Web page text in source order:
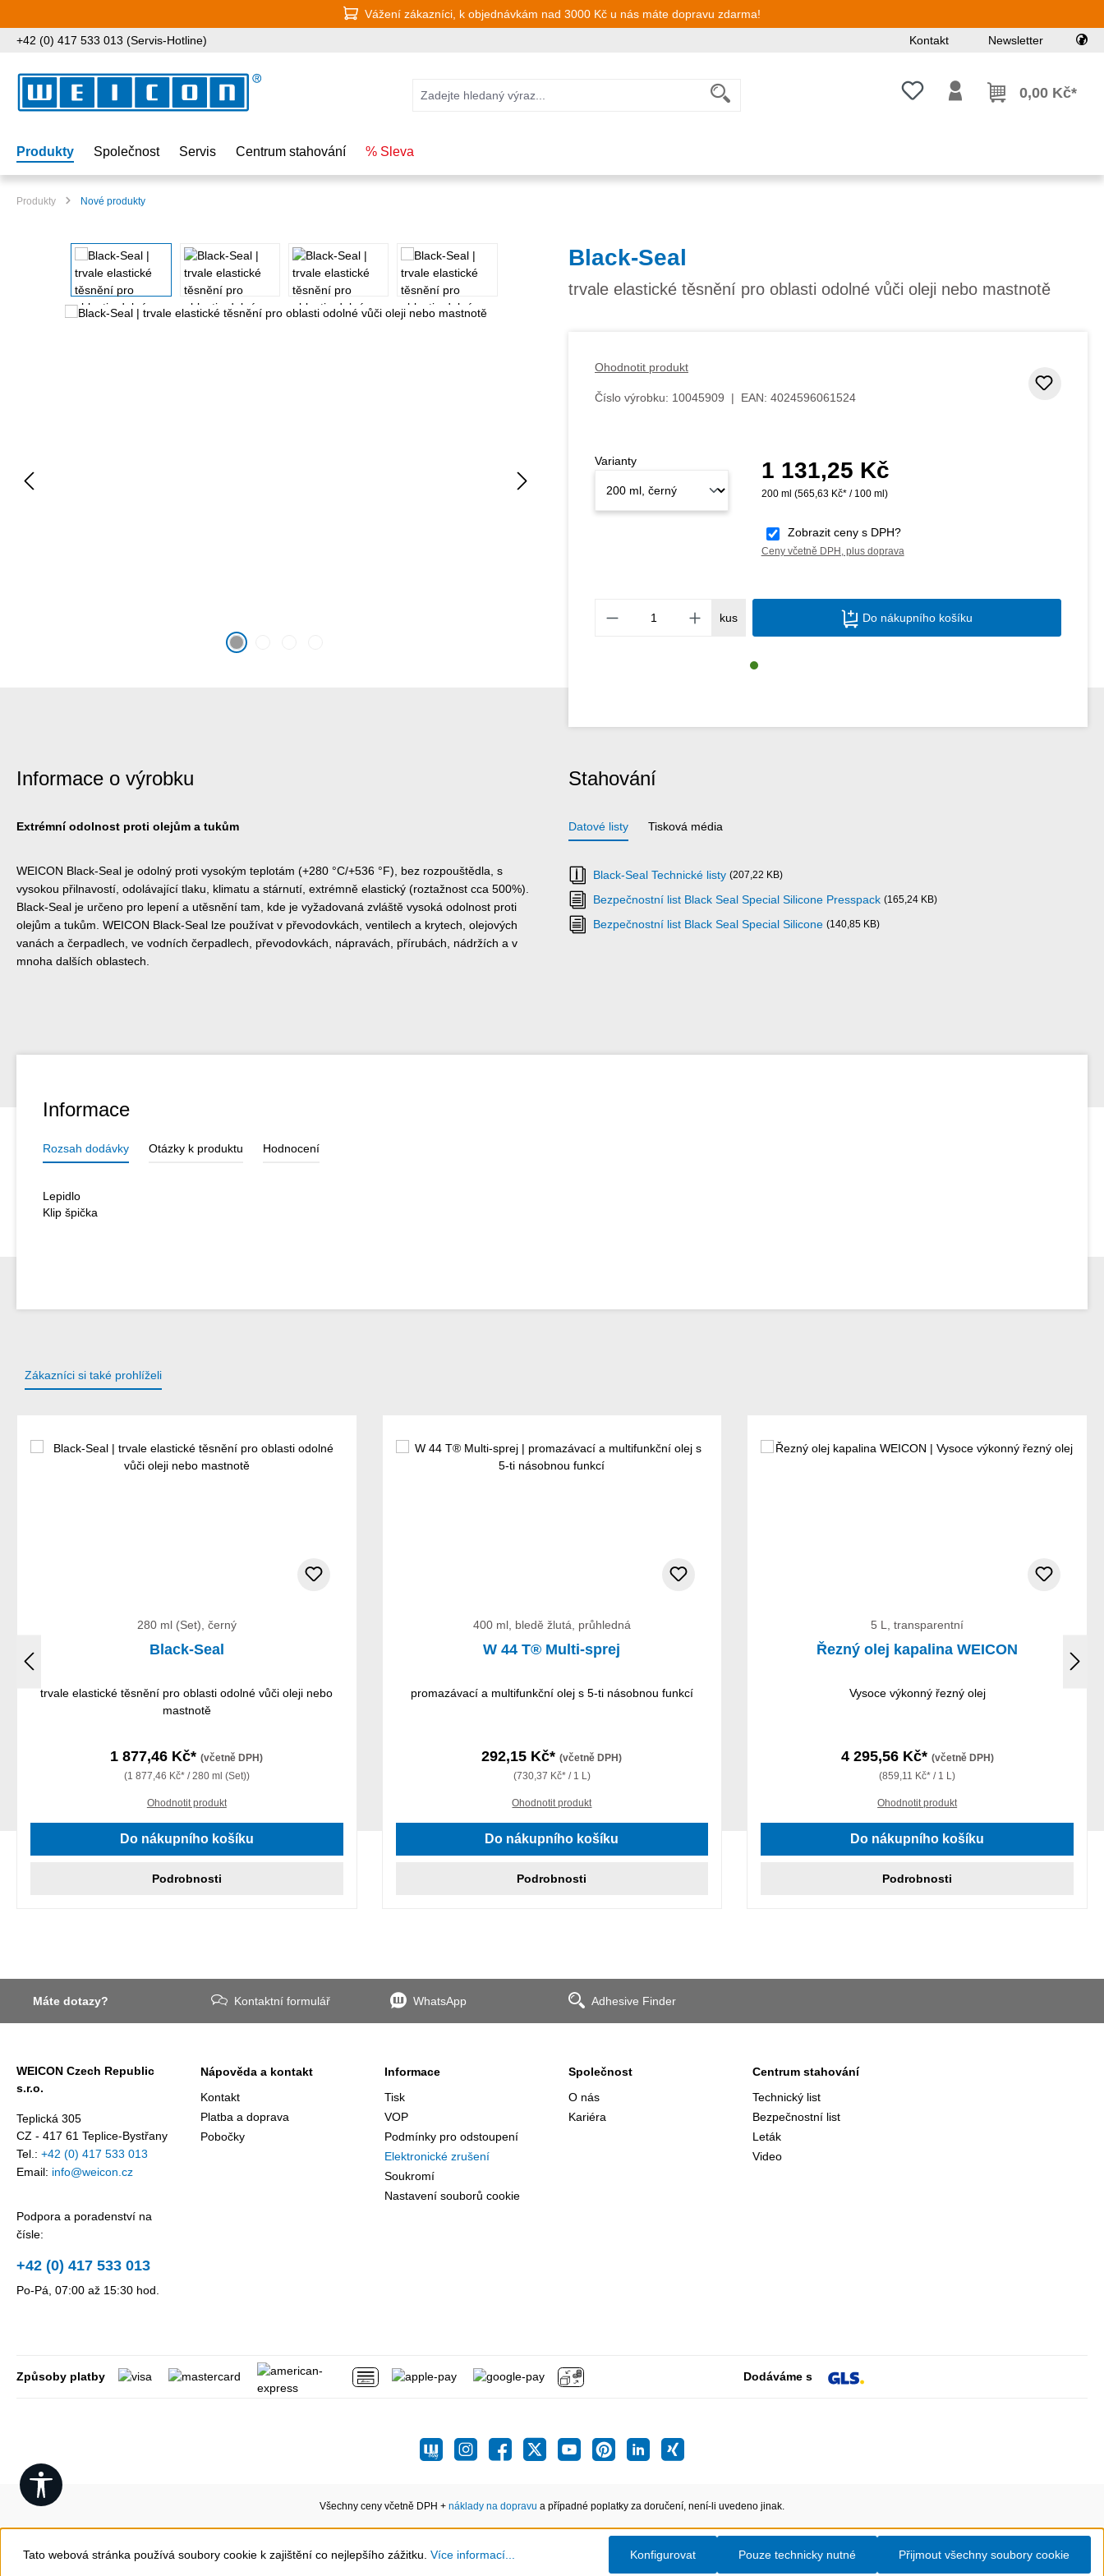
Vážení zákazníci, k objednávkám nad 3000 Kč u nás máte dopravu zdarma!
+42 (0) 417 533 013 (Servis-Hotline) Kontakt Newsletter
Máte 0 položky v seznamu přání
0,00 Kč*
Produkty Společnost Servis Centrum stahování % Sleva
Produkty Nové produkty
Přeskočit galerii obrázků Black-Seal
trvale elastické těsnění pro oblasti odolné vůči oleji nebo mastnotě
Ohodnotit produkt
Číslo výrobku: 10045909 | EAN: 4024596061524
Běžná cena:
1 131,25 Kč
200 ml (565,63 Kč* / 100 ml)
Zobrazit ceny s DPH?
Ceny včetně DPH, plus doprava
Varianty
Množství produktu: Zadejte
kus Do nákupního košíku
Informace o výrobku
Extrémní odolnost proti olejům a tukům
WEICON Black-Seal je odolný proti vysokým teplotám (+280 °C/+536 °F), bez rozpouštědla, s
vysokou přilnavostí, odolávající tlaku, klimatu a stárnutí, extrémně elastický (roztažnost cca 500%).
Black-Seal je určeno pro lepení a utěsnění tam, kde je vyžadovaná zvláště vysoká odolnost proti
olejům a tukům. WEICON Black-Seal lze používat v převodovkách, ventilech a krytech, olejových
vanách a čerpadlech, ve vodních čerpadlech, převodovkách, nápravách, přírubách, nádržích a v
mnoha dalších oblastech.
Stahování
Datové listy Tisková média
Black-Seal Technické listy (207,22 KB)
Bezpečnostní list Black Seal Special Silicone Presspack (165,24 KB)
Bezpečnostní list Black Seal Special Silicone (140,85 KB)
Informace
Rozsah dodávky Otázky k produktu Hodnocení
Lepidlo
Klip špička
Zákazníci si také prohlíželi
280 ml (Set), černý
Black-Seal
trvale elastické těsnění pro oblasti odolné vůči oleji nebo
mastnotě
1 877,46 Kč*(včetně DPH)
(1 877,46 Kč* / 280 ml (Set))
Ohodnotit produkt
Do nákupního košíku
Podrobnosti
400 ml, bledě žlutá, průhledná
W 44 T® Multi-sprej
promazávací a multifunkční olej s 5-ti násobnou funkcí
292,15 Kč*(včetně DPH)
(730,37 Kč* / 1 L)
Ohodnotit produkt
Do nákupního košíku
Podrobnosti
5 L, transparentní
Řezný olej kapalina WEICON
Vysoce výkonný řezný olej
4 295,56 Kč* (včetně DPH)
(859,11 Kč* / 1 L)
Ohodnotit produkt
Do nákupního košíku
Podrobnosti
Máte dotazy? Kontaktní formulář WhatsApp Adhesive Finder
WEICON Czech Republic
s.r.o.
Teplická 305
CZ - 417 61 Teplice-Bystřany
Tel.: +42 (0) 417 533 013
Email: info@weicon.cz
Podpora a poradenství na
čísle:
+42 (0) 417 533 013
Po-Pá, 07:00 až 15:30 hod.
Nápověda a kontakt
Kontakt
Platba a doprava
Pobočky
Informace
Tisk
VOP
Podmínky pro odstoupení
Elektronické zrušení
Soukromí
Nastavení souborů cookie
Společnost
O nás
Kariéra
Centrum stahování
Technický list
Bezpečnostní list
Leták
Video
Způsoby platby Dodáváme s
Všechny ceny včetně DPH + náklady na dopravu a případné poplatky za doručení, není-li uvedeno jinak.
Show toolbar
Tato webová stránka používá soubory cookie k zajištění co nejlepšího zážitku. Více informací... Pouze technicky nutné
Konfigurovat Přijmout všechny soubory cookie